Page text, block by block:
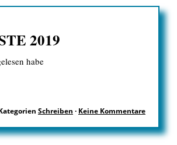
mich
2019
habe
Schreiben · Keine Kommentare